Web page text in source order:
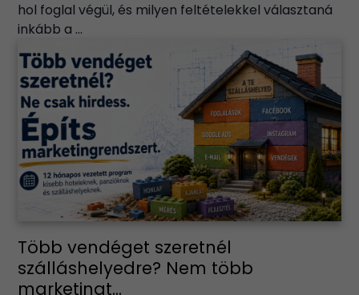
hol foglal végül, és milyen feltételekkel választaná
inkább a ...
Több vendéget szeretnél
szálláshelyedre? Nem több
marketingt...